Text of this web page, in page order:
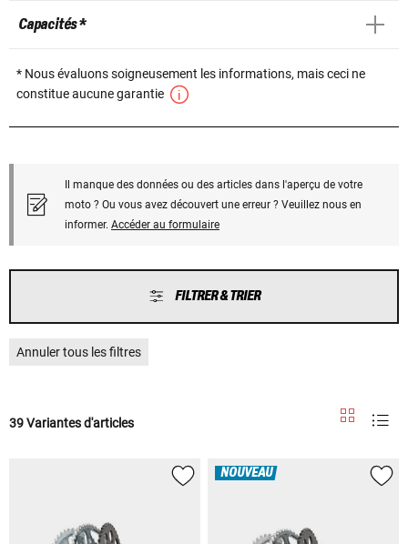
Capacités *
* Nous évaluons soigneusement les informations, mais ceci ne
constitue aucune garantie
Il manque des données ou des articles dans l'aperçu de votre
moto ? Ou vous avez découvert une erreur ? Veuillez nous en
informer. Accéder au formulaire
FILTRER & TRIER
Annuler tous les filtres
39 Variantes d'articles
NOUVEAU